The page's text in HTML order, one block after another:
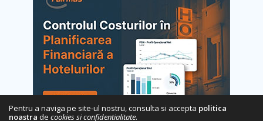
Pentru a naviga pe site-ul nostru, consulta si accepta politica
noastra de cookies si confidentialitate.